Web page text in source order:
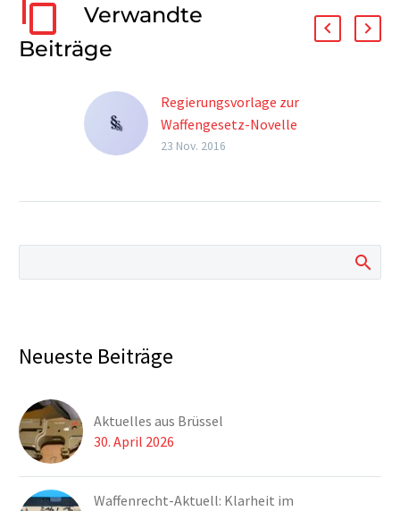
Verwandte
Beiträge
Regierungsvorlage zur
Waffengesetz-Novelle
Die Regierungsvorlage
23 Nov. 2016
Neueste Beiträge
Aktuelles aus Brüssel
30. April 2026
Waffenrecht-Aktuell: Klarheit im